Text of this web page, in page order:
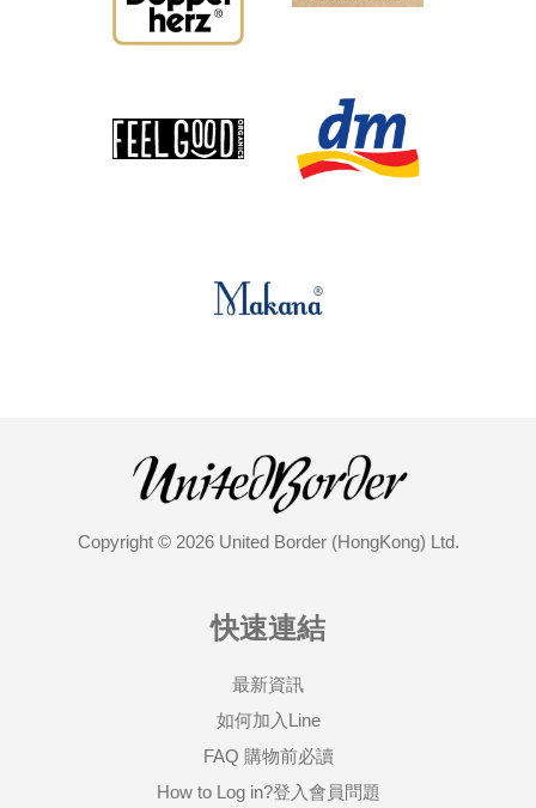
Copyright © 2026 United Border (HongKong) Ltd.
快速連結
最新資訊
如何加入Line
FAQ 購物前必讀
How to Log in?登入會員問題